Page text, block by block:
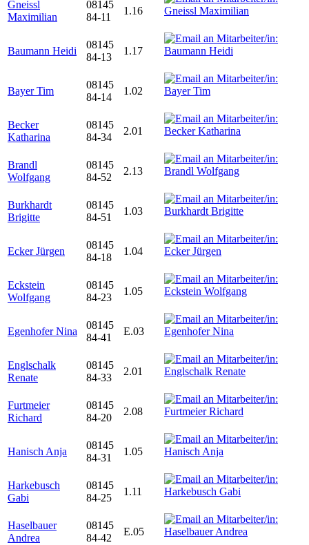
Gneissl
Maximilian
08145
84-11
1.16
Baumann Heidi
08145
84-13
1.17
Bayer Tim
08145
84-14
1.02
Becker
Katharina
08145
84-34
2.01
Brandl
Wolfgang
08145
84-52
2.13
Burkhardt
Brigitte
08145
84-51
1.03
Ecker Jürgen
08145
84-18
1.04
Eckstein
Wolfgang
08145
84-23
1.05
Egenhofer Nina
08145
84-41
E.03
Englschalk
Renate
08145
84-33
2.01
Furtmeier
Richard
08145
84-20
2.08
Hanisch Anja
08145
84-31
1.05
Harkebusch
Gabi
08145
84-25
1.11
Haselbauer
Andrea
08145
84-42
E.05